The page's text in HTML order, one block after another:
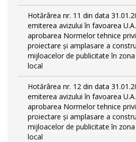
Hotărârea nr. 11 din data
emiterea avizului în favoarea
aprobarea Normelor tehnice
proiectare şi amplasare a
mijloacelor de publicitate în
local
Hotărârea nr. 12 din data
emiterea avizului în favoarea
aprobarea Normelor tehnice
proiectare şi amplasare a
mijloacelor de publicitate în
local